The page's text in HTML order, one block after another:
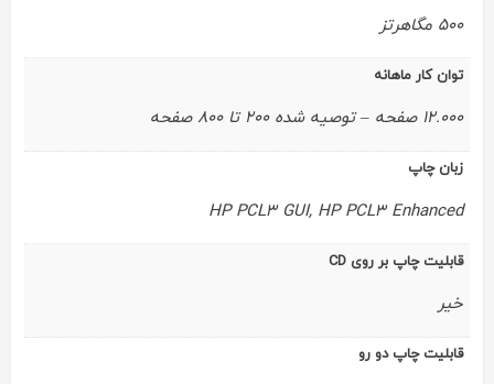
500 مگاهرتز
توان کار ماهانه
12.000 صفحه – توصیه شده 200 تا 800 صفحه
زبان چاپ
HP PCL3 GUI, HP PCL3 Enhanced
قابلیت چاپ بر روی CD
خیر
قابلیت چاپ دو رو